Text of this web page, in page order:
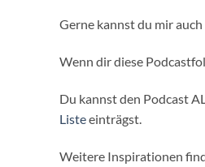
Gerne kannst du mir
Wenn dir diese
Du kannst den Podcast
Listeeinträgst.
Weitere Inspirationen